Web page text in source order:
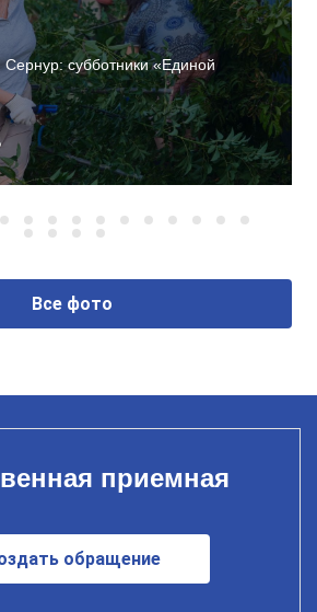
субботники «Единой
Все фото
приемная
обращение